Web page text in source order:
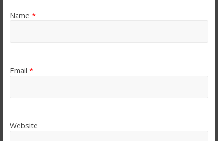
Name *
Email *
Website